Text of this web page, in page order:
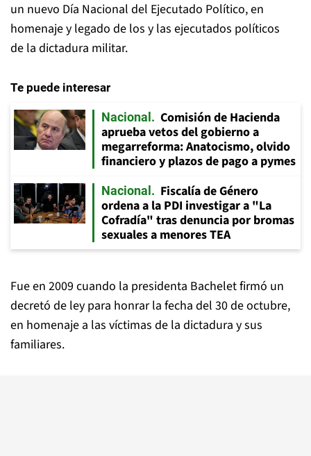
un nuevo Día Nacional del Ejecutado Político, en
homenaje y legado de los y las ejecutados políticos
de la dictadura militar.
Te puede interesar
Nacional
Comisión de Hacienda
aprueba vetos del gobierno a
megarreforma: Anatocismo, olvido
financiero y plazos de pago a pymes
Nacional
Fiscalía de Género
ordena a la PDI investigar a "La
Cofradía" tras denuncia por bromas
sexuales a menores TEA
Fue en 2009 cuando la presidenta Bachelet firmó un
decretó de ley para honrar la fecha del 30 de octubre,
en homenaje a las víctimas de la dictadura y sus
familiares.